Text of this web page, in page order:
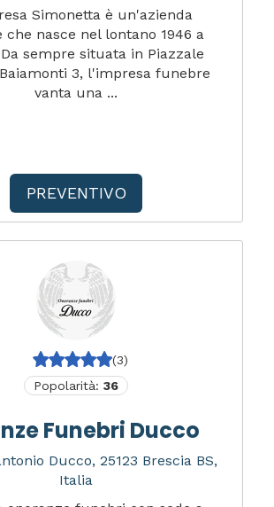
Simonetta è un'azienda
che nasce nel lontano 1946 a
sempre situata in Piazzale
3, l'impresa funebre
vanta una ...
PREVENTIVO
(3)
Popolarità: 36
Funebri Ducco
Ducco, 25123 Brescia BS,
Italia